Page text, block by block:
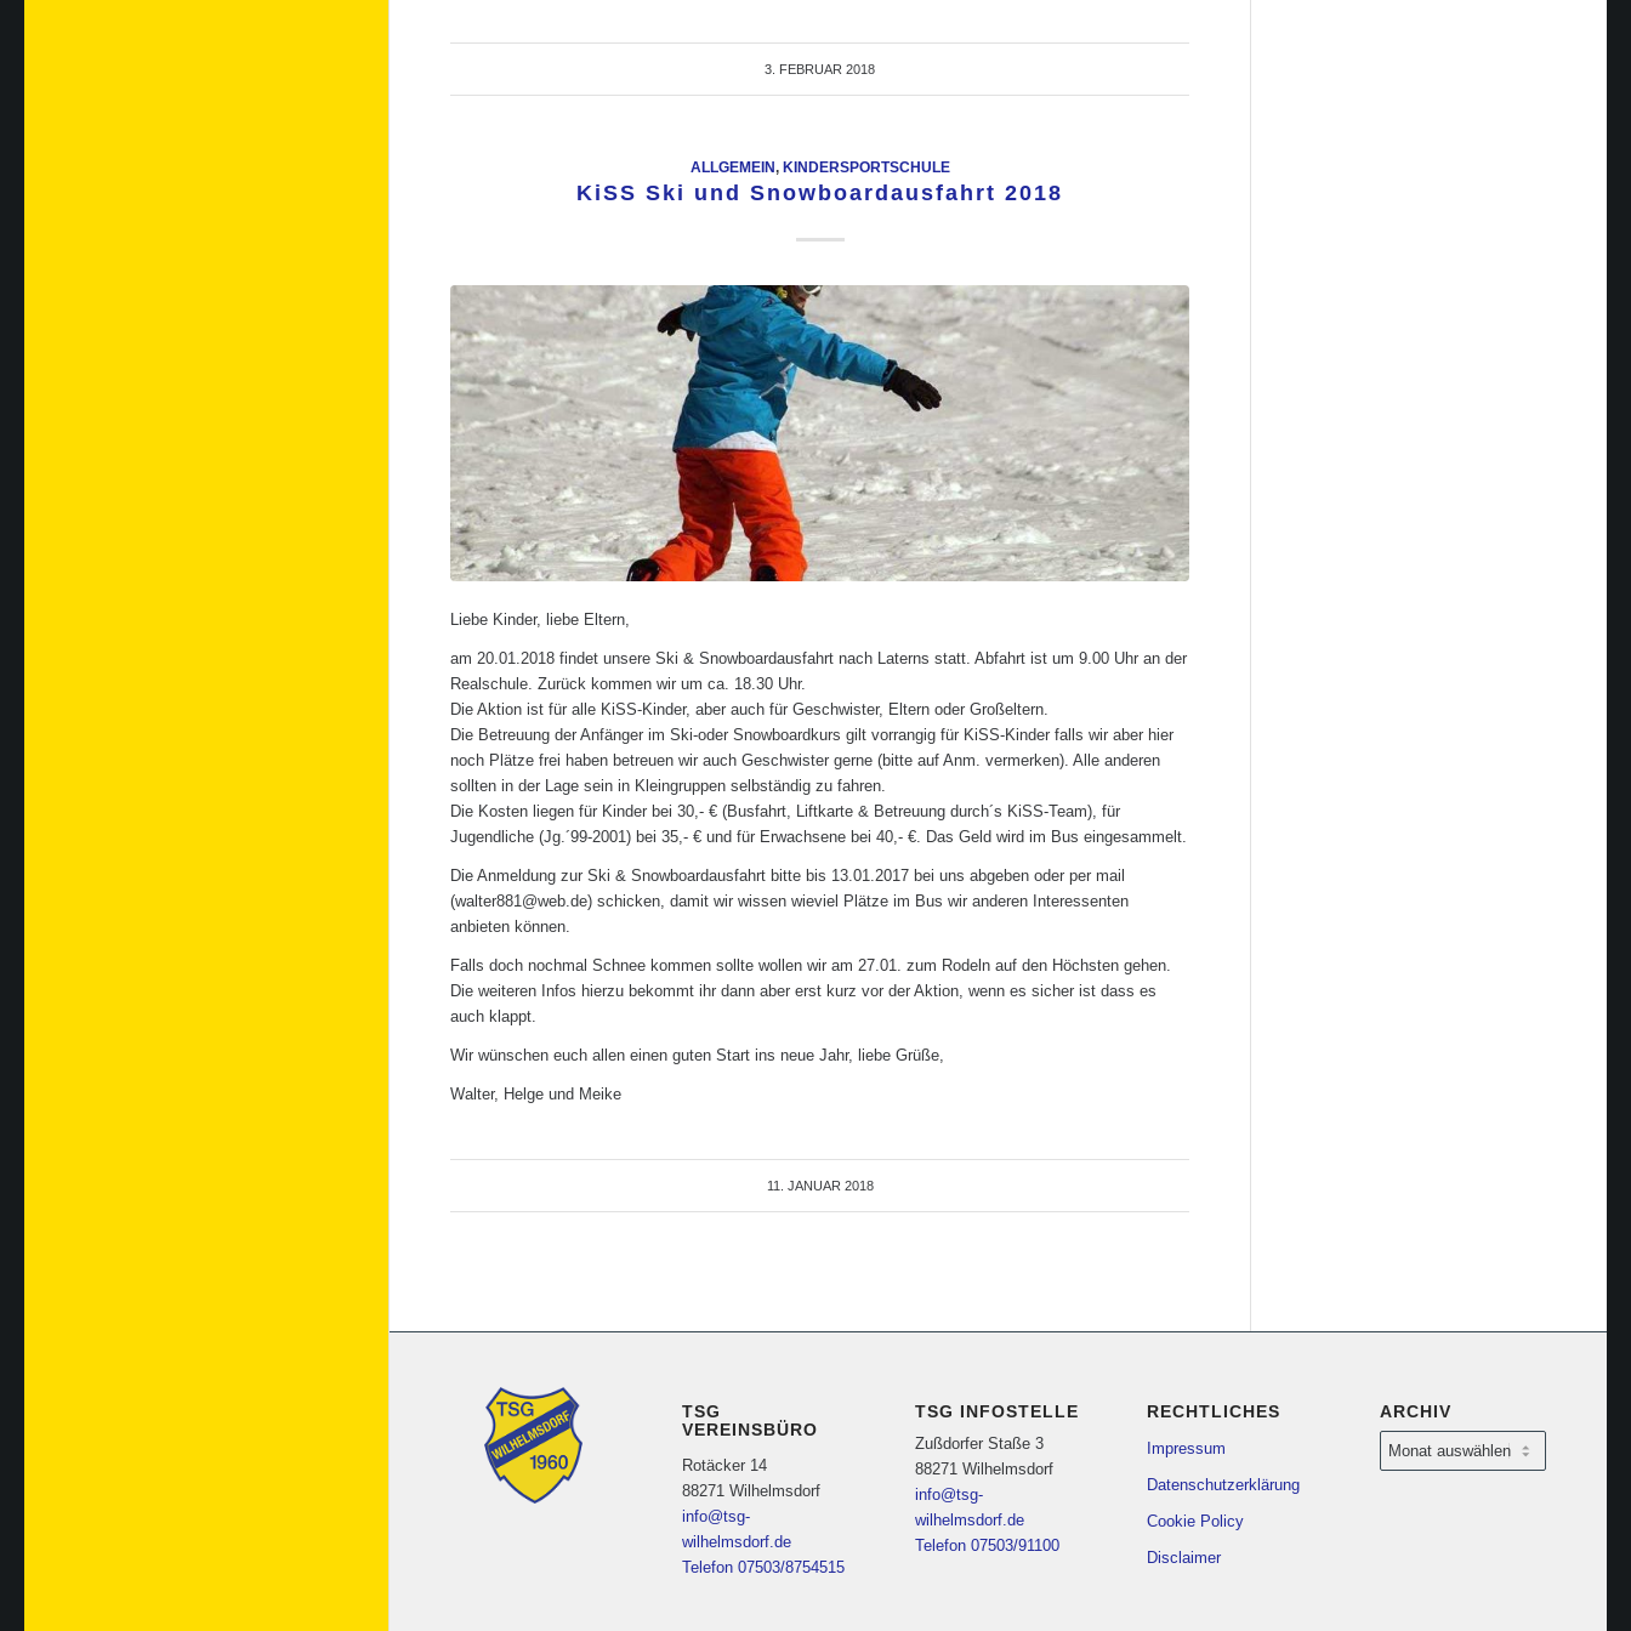
3. FEBRUAR 2018
ALLGEMEIN, KINDERSPORTSCHULE
KiSS Ski und Snowboardausfahrt 2018
Liebe Kinder, liebe Eltern,
am 20.01.2018 findet unsere Ski & Snowboardausfahrt nach Laterns statt. Abfahrt ist um 9.00 Uhr an der
Realschule. Zurück kommen wir um ca. 18.30 Uhr.
Die Aktion ist für alle KiSS-Kinder, aber auch für Geschwister, Eltern oder Großeltern.
Die Betreuung der Anfänger im Ski-oder Snowboardkurs gilt vorrangig für KiSS-Kinder falls wir aber hier
noch Plätze frei haben betreuen wir auch Geschwister gerne (bitte auf Anm. vermerken). Alle anderen
sollten in der Lage sein in Kleingruppen selbständig zu fahren.
Die Kosten liegen für Kinder bei 30,- € (Busfahrt, Liftkarte & Betreuung durch´s KiSS-Team), für
Jugendliche (Jg.´99-2001) bei 35,- € und für Erwachsene bei 40,- €. Das Geld wird im Bus eingesammelt.
Die Anmeldung zur Ski & Snowboardausfahrt bitte bis 13.01.2017 bei uns abgeben oder per mail
(walter881@web.de) schicken, damit wir wissen wieviel Plätze im Bus wir anderen Interessenten
anbieten können.
Falls doch nochmal Schnee kommen sollte wollen wir am 27.01. zum Rodeln auf den Höchsten gehen.
Die weiteren Infos hierzu bekommt ihr dann aber erst kurz vor der Aktion, wenn es sicher ist dass es
auch klappt.
Wir wünschen euch allen einen guten Start ins neue Jahr, liebe Grüße,
Walter, Helge und Meike
11. JANUAR 2018
TSG
VEREINSBÜRO
Rotäcker 14
88271 Wilhelmsdorf
info@tsg-
wilhelmsdorf.de
Telefon 07503/8754515
TSG INFOSTELLE
Zußdorfer Staße 3
88271 Wilhelmsdorf
info@tsg-
wilhelmsdorf.de
Telefon 07503/91100
RECHTLICHES
Impressum
Datenschutzerklärung
Cookie Policy
Disclaimer
ARCHIV